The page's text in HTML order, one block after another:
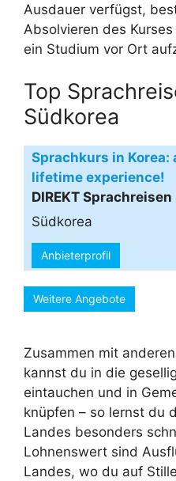
Ausdauer verfügst,
Absolvieren des
ein Studium vor Ort
Top
Südkorea
Sprachkurs in Korea:
lifetime experience!
DIREKT Sprachreisen
Südkorea
Anbieterprofil
Weitere Angebote
Zusammen mit
kannst du in die
eintauchen und in
knüpfen – so lernst du
Landes besonders
Lohnenswert sind
Landes, wo du auf